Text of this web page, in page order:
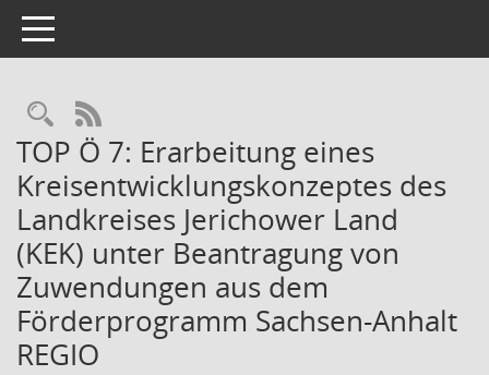
Toggle navigation
Rechercheauswahl
RSS-Feed
TOP Ö 7: Erarbeitung eines
Kreisentwicklungskonzeptes des
Landkreises Jerichower Land
(KEK) unter Beantragung von
Zuwendungen aus dem
Förderprogramm Sachsen-Anhalt
REGIO